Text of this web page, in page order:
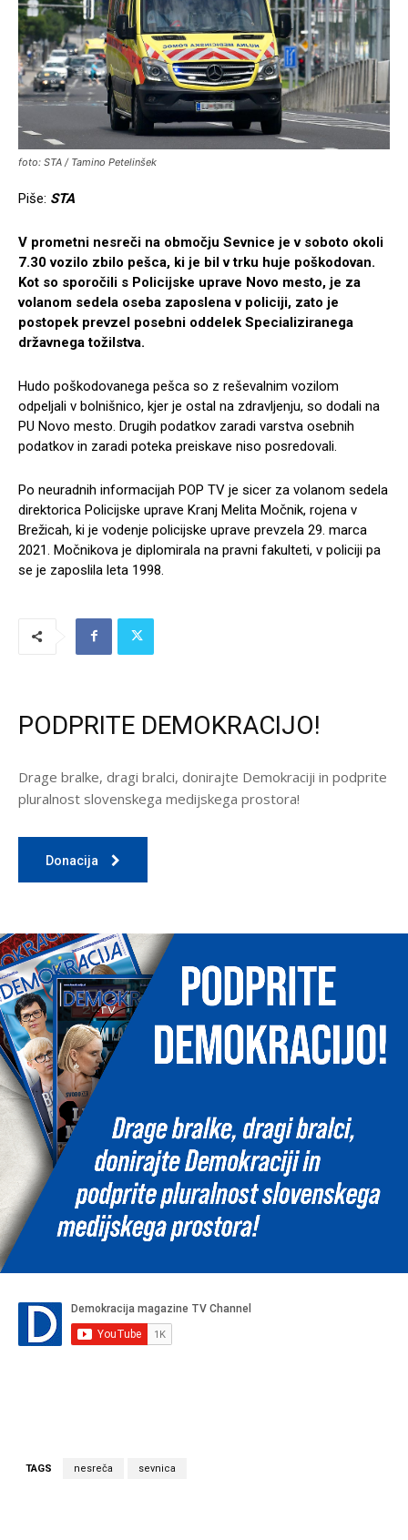
foto: STA / Tamino Petelinšek
Piše: STA
V prometni nesreči na območju Sevnice je v soboto okoli
7.30 vozilo zbilo pešca, ki je bil v trku huje poškodovan.
Kot so sporočili s Policijske uprave Novo mesto, je za
volanom sedela oseba zaposlena v policiji, zato je
postopek prevzel posebni oddelek Specializiranega
državnega tožilstva.
Hudo poškodovanega pešca so z reševalnim vozilom
odpeljali v bolnišnico, kjer je ostal na zdravljenju, so dodali na
PU Novo mesto. Drugih podatkov zaradi varstva osebnih
podatkov in zaradi poteka preiskave niso posredovali.
Po neuradnih informacijah POP TV je sicer za volanom sedela
direktorica Policijske uprave Kranj Melita Močnik, rojena v
Brežicah, ki je vodenje policijske uprave prevzela 29. marca
2021. Močnikova je diplomirala na pravni fakulteti, v policiji pa
se je zaposlila leta 1998.
PODPRITE DEMOKRACIJO!
Drage bralke, dragi bralci, donirajte Demokraciji in podprite
pluralnost slovenskega medijskega prostora!
Donacija
TAGS nesreča sevnica